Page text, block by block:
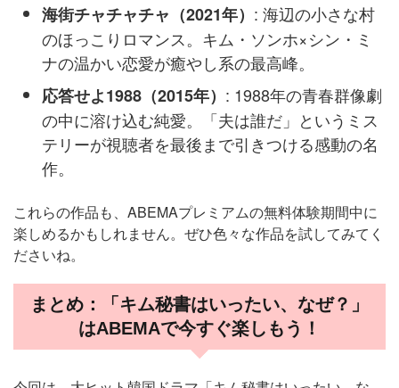
海街チャチャチャ（2021年） : 海辺の小さな村
のほっこりロマンス。キム・ソンホ×シン・ミ
ナの温かい恋愛が癒やし系の最高峰。
応答せよ1988（2015年） : 1988年の青春群像劇
の中に溶け込む純愛。「夫は誰だ」というミス
テリーが視聴者を最後まで引きつける感動の名
作。
これらの作品も、ABEMAプレミアムの無料体験期間中に
楽しめるかもしれません。ぜひ色々な作品を試してみてく
ださいね。
まとめ：「キム秘書はいったい、なぜ？」
はABEMAで今すぐ楽しもう！